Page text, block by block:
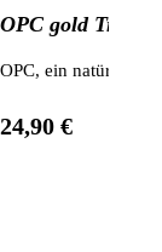
OPC gold
OPC, ein
24,90 €